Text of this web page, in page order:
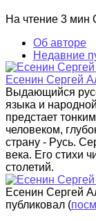
На чтение 3 мин
Об авторе
Недавние
Есенин Сергей
Выдающийся
языка и
предстает
человеком,
страну - Русь.
века. Его стихи
столетий.
Есенин Сергей
публиковал (